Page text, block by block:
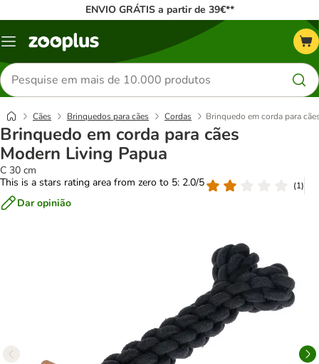
ENVIO GRÁTIS a partir de 39€**
Menu
Pesquisar
produtos
Cães Brinquedos para cães Cordas Brinquedo em corda para
Brinquedo em corda para cães
Modern Living Papua
C 30 cm
This is a stars rating area from zero to 5: 2.0/5
(1)
Dar opinião